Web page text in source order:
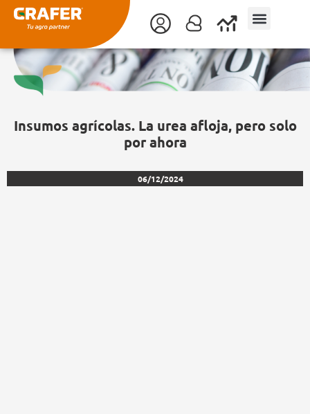
contenido
Insumos agrícolas. La urea afloja, pero solo
por ahora
06/12/2024